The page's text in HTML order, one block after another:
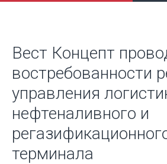
Вест Концепт
востребованности
управления
нефтеналивного и
терминала